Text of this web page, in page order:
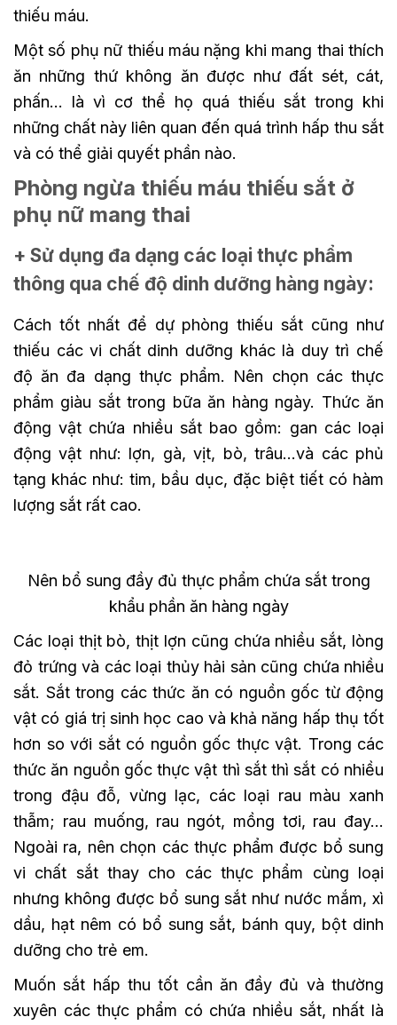
thiếu máu.
Một số phụ nữ thiếu máu nặng khi mang thai thích
ăn những thứ không ăn được như đất sét, cát,
phấn… là vì cơ thể họ quá thiếu sắt trong khi
những chất này liên quan đến quá trình hấp thu sắt
và có thể giải quyết phần nào.
Phòng ngừa thiếu máu thiếu sắt ở
phụ nữ mang thai
+ Sử dụng đa dạng các loại thực phẩm
thông qua chế độ dinh dưỡng hàng ngày:
Cách tốt nhất để dự phòng thiếu sắt cũng như
thiếu các vi chất dinh dưỡng khác là duy trì chế
độ ăn đa dạng thực phẩm. Nên chọn các thực
phẩm giàu sắt trong bữa ăn hàng ngày. Thức ăn
động vật chứa nhiều sắt bao gồm: gan các loại
động vật như: lợn, gà, vịt, bò, trâu…và các phủ
tạng khác như: tim, bầu dục, đặc biệt tiết có hàm
lượng sắt rất cao.
Nên bổ sung đầy đủ thực phẩm chứa sắt trong
khẩu phần ăn hàng ngày
Các loại thịt bò, thịt lợn cũng chứa nhiều sắt, lòng
đỏ trứng và các loại thủy hải sản cũng chứa nhiều
sắt. Sắt trong các thức ăn có nguồn gốc từ động
vật có giá trị sinh học cao và khả năng hấp thụ tốt
hơn so với sắt có nguồn gốc thực vật. Trong các
thức ăn nguồn gốc thực vật thì sắt thì sắt có nhiều
trong đậu đỗ, vừng lạc, các loại rau màu xanh
thẫm; rau muống, rau ngót, mồng tơi, rau đay…
Ngoài ra, nên chọn các thực phẩm được bổ sung
vi chất sắt thay cho các thực phẩm cùng loại
nhưng không được bổ sung sắt như nước mắm, xì
dầu, hạt nêm có bổ sung sắt, bánh quy, bột dinh
dưỡng cho trẻ em.
Muốn sắt hấp thu tốt cần ăn đầy đủ và thường
xuyên các thực phẩm có chứa nhiều sắt, nhất là